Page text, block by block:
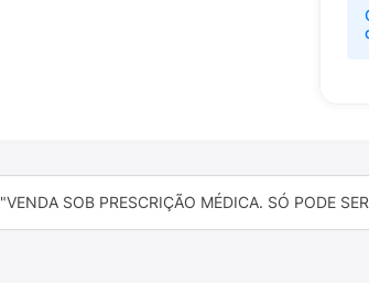
"VENDA SOB PRESCRIÇÃO MÉDICA. SÓ PODE